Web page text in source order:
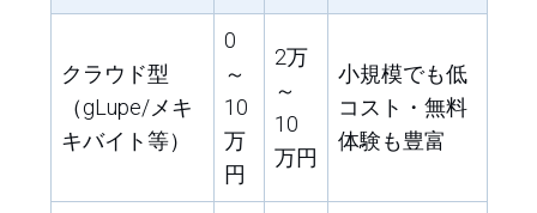
クラウド型
（gLupe/メキ
キバイト等）
0
～
10
万
円
2万
～
10
万円
小規模でも低
コスト・無料
体験も豊富